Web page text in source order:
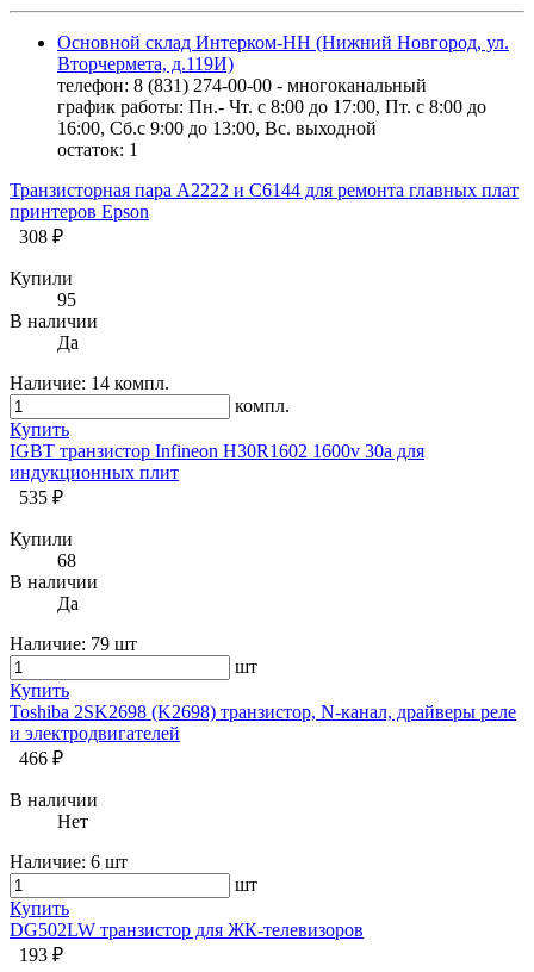
Основной склад Интерком-НН (Нижний Новгород, ул.
Вторчермета, д.119И)
телефон: 8 (831) 274-00-00 - многоканальный
график работы: Пн.- Чт. с 8:00 до 17:00, Пт. с 8:00 до
16:00, Сб.с 9:00 до 13:00, Вс. выходной
остаток: 1
Транзисторная пара A2222 и С6144 для ремонта главных плат
принтеров Epson
308 ₽
Купили
95
В наличии
Да
Наличие: 14 компл.
компл.
Купить
IGBT транзистор Infineon H30R1602 1600v 30a для
индукциoнных плит
535 ₽
Купили
68
В наличии
Да
Наличие: 79 шт
шт
Купить
Toshiba 2SK2698 (K2698) транзистор, N-канал, драйверы реле
и электродвигателей
466 ₽
В наличии
Нет
Наличие: 6 шт
шт
Купить
DG502LW транзистор для ЖК-телевизоров
193 ₽